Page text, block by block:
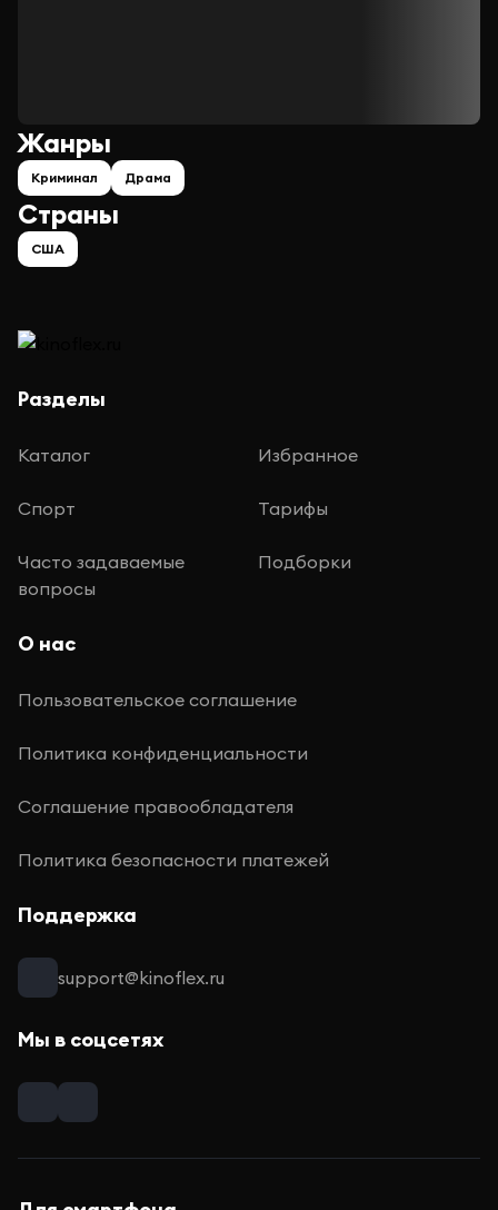
Страны
США
Жанры
Криминал Драма
Разделы
Каталог Избранное
Спорт Тарифы
Часто задаваемые
вопросы
Подборки
О нас
Пользовательское соглашение
Политика конфиденциальности
Соглашение правообладателя
Политика безопасности платежей
Поддержка
support@kinoflex.ru
Мы в соцсетях